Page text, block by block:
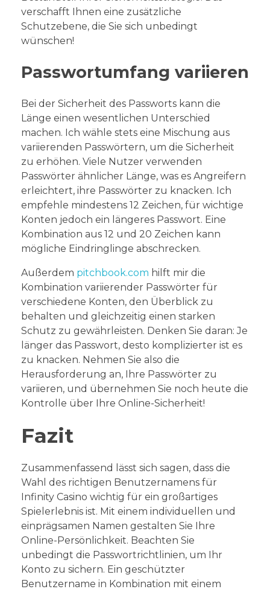
verschafft Ihnen eine zusätzliche
Schutzebene, die Sie sich unbedingt
wünschen!
Passwortumfang variieren
Bei der Sicherheit des Passworts kann die
Länge einen wesentlichen Unterschied
machen. Ich wähle stets eine Mischung aus
variierenden Passwörtern, um die Sicherheit
zu erhöhen. Viele Nutzer verwenden
Passwörter ähnlicher Länge, was es Angreifern
erleichtert, ihre Passwörter zu knacken. Ich
empfehle mindestens 12 Zeichen, für wichtige
Konten jedoch ein längeres Passwort. Eine
Kombination aus 12 und 20 Zeichen kann
mögliche Eindringlinge abschrecken.
Außerdem pitchbook.com hilft mir die
Kombination variierender Passwörter für
verschiedene Konten, den Überblick zu
behalten und gleichzeitig einen starken
Schutz zu gewährleisten. Denken Sie daran: Je
länger das Passwort, desto komplizierter ist es
zu knacken. Nehmen Sie also die
Herausforderung an, Ihre Passwörter zu
variieren, und übernehmen Sie noch heute die
Kontrolle über Ihre Online-Sicherheit!
Fazit
Zusammenfassend lässt sich sagen, dass die
Wahl des richtigen Benutzernamens für
Infinity Casino wichtig für ein großartiges
Spielerlebnis ist. Mit einem individuellen und
einprägsamen Namen gestalten Sie Ihre
Online-Persönlichkeit. Beachten Sie
unbedingt die Passwortrichtlinien, um Ihr
Konto zu sichern. Ein geschützter
Benutzername in Kombination mit einem